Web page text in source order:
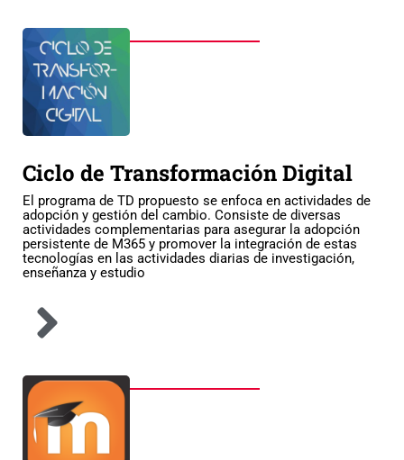
Ciclo de Transformación Digital
El programa de TD propuesto se enfoca en actividades de
adopción y gestión del cambio. Consiste de diversas
actividades complementarias para asegurar la adopción
persistente de M365 y promover la integración de estas
tecnologías en las actividades diarias de investigación,
enseñanza y estudio